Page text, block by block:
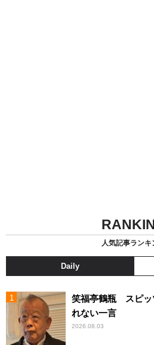
人気記事ランキ
Daily
笑福亭鶴瓶 スピッ
れない一言
2026.08.03